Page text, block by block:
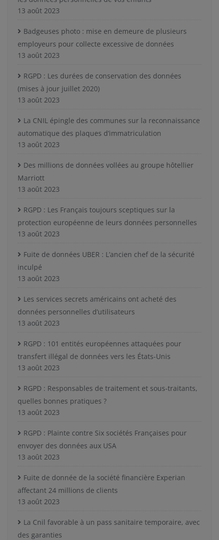
13 août 2023
Badgeuses photo : mise en demeure de plusieurs
employeurs pour collecte excessive de données
13 août 2023
RGPD : Les durées de conservation des données
(mises à jour juillet 2020)
13 août 2023
La CNIL épingle des communes sur la reconnaissance
automatique des plaques d’immatriculation
13 août 2023
Des millions de données vollées au groupe hôtellier
Marriott
13 août 2023
RGPD : Les Français toujours sceptiques sur la
protection européenne de leurs données personnelles
13 août 2023
Fuite de données UBER : L’ancien chef de la sécurité
inculpé
13 août 2023
Les services secrets américains ont acheté des
données personnelles d’utilisateurs
13 août 2023
RGPD : 101 entités européennes attaquées pour
transfert illégal de données vers les États-Unis
13 août 2023
RGPD : Responsables de traitement et sous-traitants,
quelles bonnes pratiques ?
13 août 2023
RGPD : Plainte contre Six sociétés Françaises pour
envoyer des données aux USA
13 août 2023
Fuite de donnée de la société financière Experian
affectant 24 millions de clients
13 août 2023
La Cnil favorable à un pass sanitaire temporaire, avec
des garanties